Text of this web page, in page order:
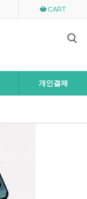
CART
개인결제